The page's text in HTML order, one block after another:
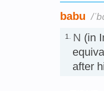
babu /
1. N (in
after